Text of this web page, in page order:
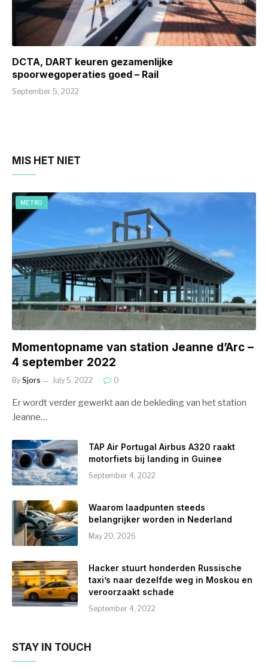
DCTA, DART keuren gezamenlijke
spoorwegoperaties goed – Rail
September 5, 2022
MIS HET NIET
METRO
Momentopname van station Jeanne d’Arc –
4 september 2022
By Sjors July 5, 2022 0
Er wordt verder gewerkt aan de bekleding van het station
Jeanne…
TAP Air Portugal Airbus A320 raakt
motorfiets bij landing in Guinee
September 4, 2022
Waarom laadpunten steeds
belangrijker worden in Nederland
May 20, 2026
Hacker stuurt honderden Russische
taxi’s naar dezelfde weg in Moskou en
veroorzaakt schade
September 4, 2022
STAY IN TOUCH